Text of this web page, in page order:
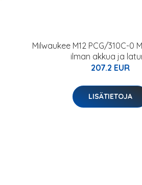
Milwaukee M12 PCG/310C-0
ilman akkua ja
207.2 EUR
LISÄTIETOJA